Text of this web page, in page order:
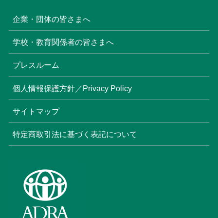
企業・団体の皆さまへ
学校・教育関係者の皆さまへ
プレスルーム
個人情報保護方針／Privacy Policy
サイトマップ
特定商取引法に基づく表記について